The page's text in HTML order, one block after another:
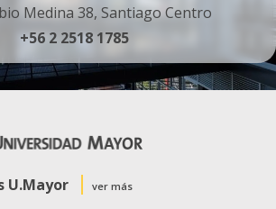
Medina 38, Santiago Centro
+56 2 2518 1785
U.Mayor ver más